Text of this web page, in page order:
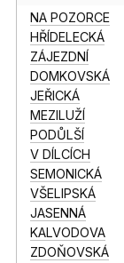
NA POZORCE
HŘÍDELECKÁ
ZÁJEZDNÍ
DOMKOVSKÁ
JEŘICKÁ
MEZILUŽÍ
PODŮLŠÍ
V DÍLCÍCH
SEMONICKÁ
VŠELIPSKÁ
JASENNÁ
KALVODOVA
ZDOŇOVSKÁ